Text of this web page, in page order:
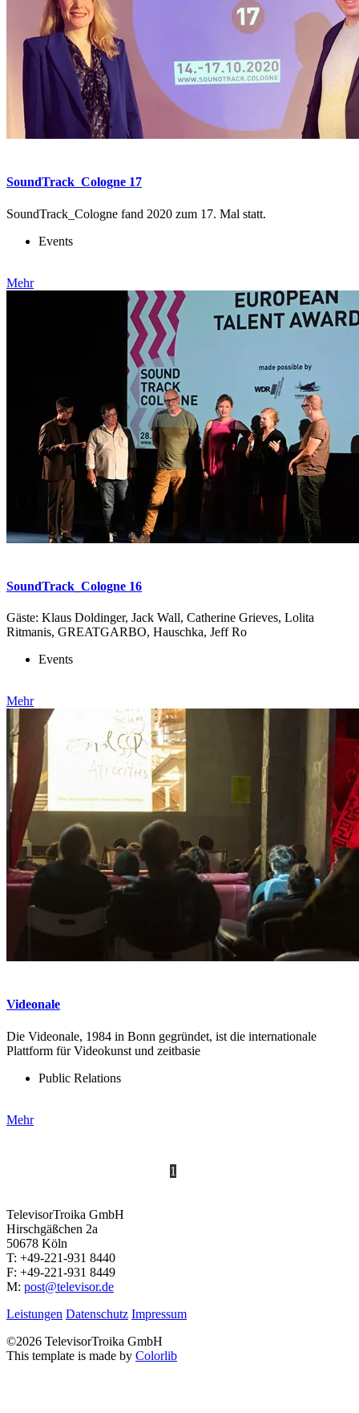
SoundTrack_Cologne 17
SoundTrack_Cologne fand 2020 zum 17. Mal statt.
Events
Mehr
SoundTrack_Cologne 16
Gäste: Klaus Doldinger, Jack Wall, Catherine Grieves, Lolita
Ritmanis, GREATGARBO, Hauschka, Jeff Ro
Events
Mehr
Videonale
Die Videonale, 1984 in Bonn gegründet, ist die internationale
Plattform für Videokunst und zeitbasie
Public Relations
Mehr
1
TelevisorTroika GmbH
Hirschgäßchen 2a
50678 Köln
T: +49-221-931 8440
F: +49-221-931 8449
M: post@televisor.de
Leistungen Datenschutz Impressum
©2026 TelevisorTroika GmbH
This template is made by Colorlib